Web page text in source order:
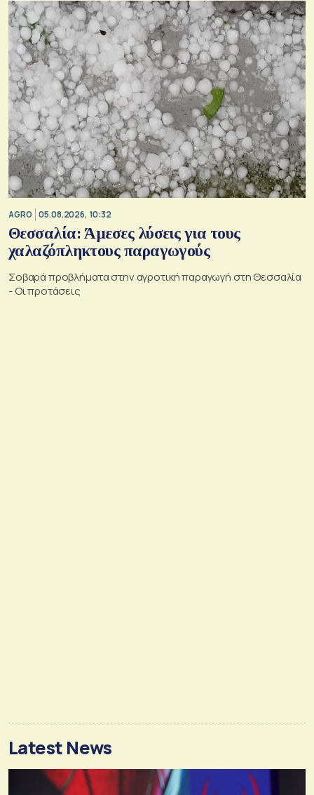
AGRO 05.08.2026, 10:32
Θεσσαλία: Άμεσες λύσεις για τους
χαλαζόπληκτους παραγωγούς
Σοβαρά προβλήματα στην αγροτική παραγωγή στη Θεσσαλία
- Οι προτάσεις
Latest News